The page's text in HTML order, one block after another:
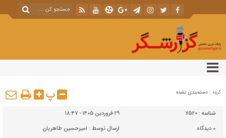
گروه : دسته‌بندی نشده پ
شناسه : 7520
۲۹ فروردین ۱۴۰۵ - ۱۸:۴۷
۰ دیدگاه ارسال توسط : امیرحسین طاهریان